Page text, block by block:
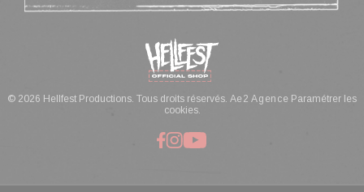
© 2026 Hellfest Productions. Tous droits réservés. Ae2 Agence Paramétrer les
cookies.